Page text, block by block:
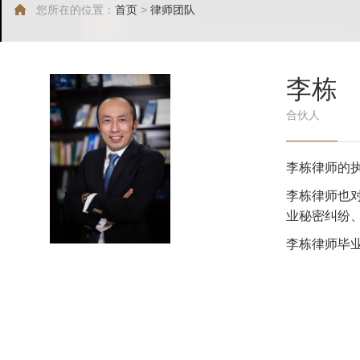
您所在的位置： 首页 > 律师团队
李栋
合伙人
李栋律师的
李栋律师也
业秘密纠纷
李栋律师毕